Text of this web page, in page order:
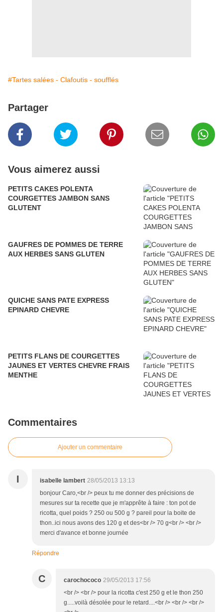
#Tartes salées - Clafoutis - soufflés
Partager
Vous aimerez aussi
PETITS CAKES POLENTA
COURGETTES JAMBON SANS
GLUTENT
GAUFRES DE POMMES DE TERRE
AUX HERBES SANS GLUTEN
QUICHE SANS PATE EXPRESS
EPINARD CHEVRE
PETITS FLANS DE COURGETTES
JAUNES ET VERTES CHEVRE FRAIS
MENTHE
Commentaires
Ajouter un commentaire
I isabelle lambert 28/05/2013 13:13
bonjour Caro,<br /> peux tu me donner des précisions de
mesures sur ta recette que je m'apprête à faire : ton pot de
ricotta, quel poids ? 250 ou 500 g ? pareil pour la boite de
thon..ici nous avons des 120 g et des<br /> 70 g<br /> <br />
merci d'avance et bonne journée
Répondre
C carochococo 29/05/2013 17:56
<br /> <br /> pour la ricotta c'est 250 g et le thon 250
g.....voilà désolée pour le retard....<br /> <br /> <br />